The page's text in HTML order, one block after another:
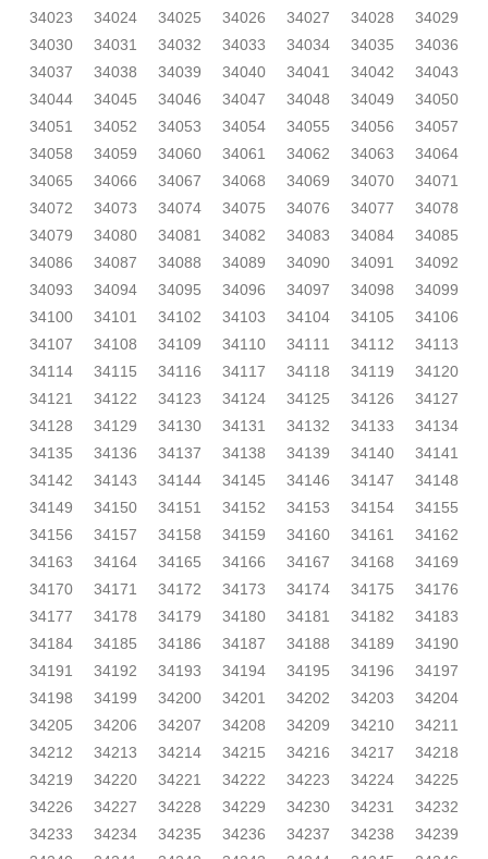
34023
34024 34025 34026 34027 34028
34029
34030
34031 34032 34033 34034 34035
34036
34037
34038 34039 34040 34041 34042
34043
34044
34045 34046 34047 34048 34049
34050
34051
34052 34053 34054 34055 34056
34057
34058
34059 34060 34061 34062 34063
34064
34065
34066 34067 34068 34069 34070
34071
34072
34073 34074 34075 34076 34077
34078
34079
34080 34081 34082 34083 34084
34085
34086
34087 34088 34089 34090 34091
34092
34093
34094 34095 34096 34097 34098
34099
34100
34101 34102 34103 34104 34105
34106
34107
34108 34109 34110 34111 34112
34113
34114
34115 34116 34117 34118 34119
34120
34121
34122 34123 34124 34125 34126
34127
34128
34129 34130 34131 34132 34133
34134
34135
34136 34137 34138 34139 34140
34141
34142
34143 34144 34145 34146 34147
34148
34149
34150 34151 34152 34153 34154
34155
34156
34157 34158 34159 34160 34161
34162
34163
34164 34165 34166 34167 34168
34169
34170
34171 34172 34173 34174 34175
34176
34177
34178 34179 34180 34181 34182
34183
34184
34185 34186 34187 34188 34189
34190
34191
34192 34193 34194 34195 34196
34197
34198
34199 34200 34201 34202 34203
34204
34205
34206 34207 34208 34209 34210
34211
34212
34213 34214 34215 34216 34217
34218
34219
34220 34221 34222 34223 34224
34225
34226
34227 34228 34229 34230 34231
34232
34233
34234 34235 34236 34237 34238
34239